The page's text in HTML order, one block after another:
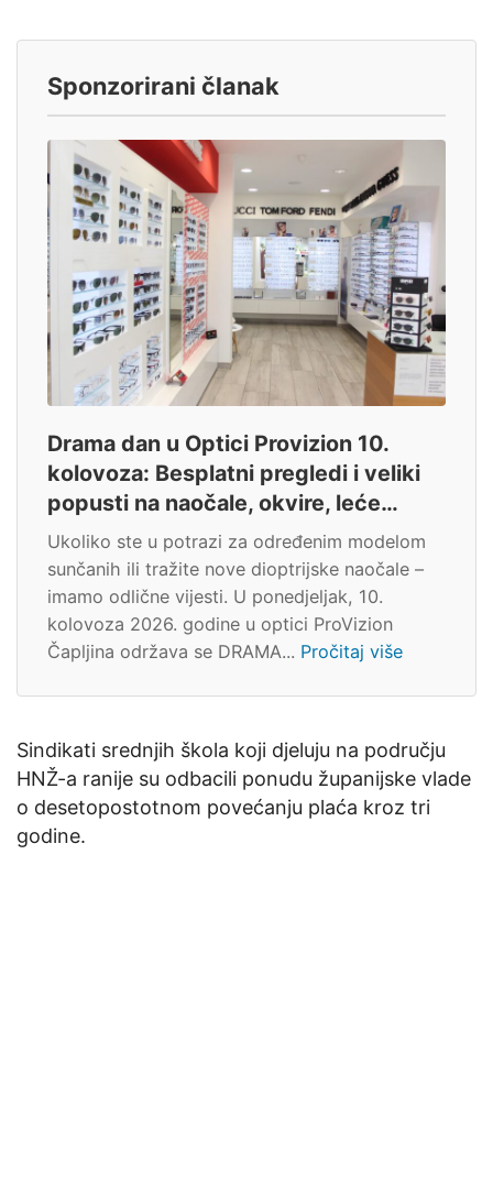
Sponzorirani članak
Drama dan u Optici Provizion 10.
kolovoza: Besplatni pregledi i veliki
popusti na naočale, okvire, leće…
Ukoliko ste u potrazi za određenim modelom
sunčanih ili tražite nove dioptrijske naočale –
imamo odlične vijesti. U ponedjeljak, 10.
kolovoza 2026. godine u optici ProVizion
Čapljina održava se DRAMA... Pročitaj više
Sindikati srednjih škola koji djeluju na području
HNŽ-a ranije su odbacili ponudu županijske vlade
o desetopostotnom povećanju plaća kroz tri
godine.